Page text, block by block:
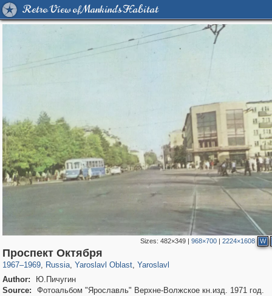
Retro View of Mankind's Habitat
Sizes: 482×349| 968×700| 2224×1608 W
Проспект Октября
1967–1969, Russia
1,407,406
, Yaroslavl Oblast
24,627 1,109
, Yaroslavl
Author:
Ю.Пичугин
Source:
Фотоальбом "Ярославль" Верхне-Волжское кн.изд. 1971 год.